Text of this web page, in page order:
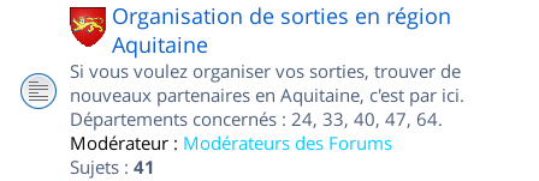
Organisation de sorties en région
Aquitaine
Si vous voulez organiser vos sorties, trouver de
nouveaux partenaires en Aquitaine, c'est par ici.
Départements concernés : 24, 33, 40, 47, 64.
Modérateur : Modérateurs des Forums
Sujets : 41